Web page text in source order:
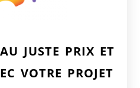
juste prix et
votre projet